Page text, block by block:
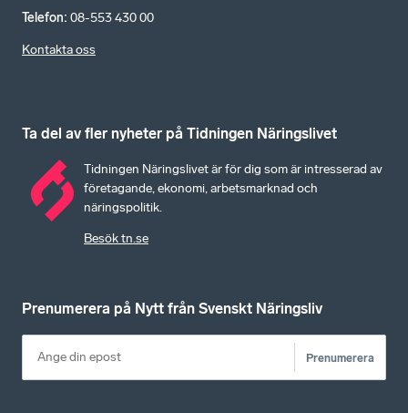
Telefon: 08-553 430 00
Kontakta oss
Ta del av fler nyheter på Tidningen Näringslivet
Tidningen Näringslivet är för dig som är intresserad av
företagande, ekonomi, arbetsmarknad och
näringspolitik.
Besök tn.se
Prenumerera på Nytt från Svenskt Näringsliv
Prenumerera